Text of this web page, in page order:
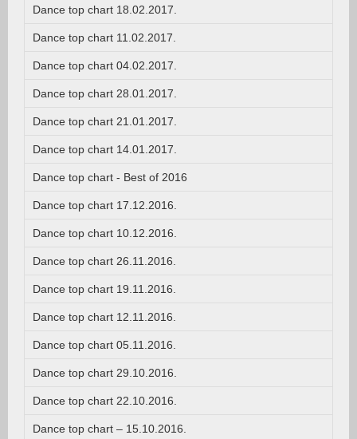
Dance top chart 18.02.2017.
Dance top chart 11.02.2017.
Dance top chart 04.02.2017.
Dance top chart 28.01.2017.
Dance top chart 21.01.2017.
Dance top chart 14.01.2017.
Dance top chart - Best of 2016
Dance top chart 17.12.2016.
Dance top chart 10.12.2016.
Dance top chart 26.11.2016.
Dance top chart 19.11.2016.
Dance top chart 12.11.2016.
Dance top chart 05.11.2016.
Dance top chart 29.10.2016.
Dance top chart 22.10.2016.
Dance top chart – 15.10.2016.